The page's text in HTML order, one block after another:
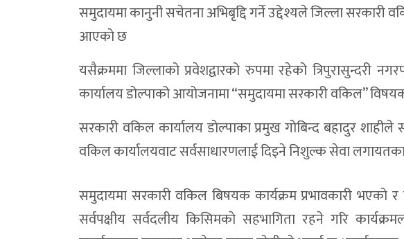
समुदायमा कानुनी सचेतना अभिबृद्दि गर्ने उद्देश्यले जिल्ला सरकारी
आएकाे छ
यसैक्रममा जिल्लाको प्रवेशद्वारको रुपमा रहेको त्रिपुरासुन्दरी
कार्यालय डोल्पाको आयोजनामा “समुदायमा सरकारी वकिल”
सरकारी वकिल कार्यालय डाेल्पाका प्रमुख गाेबिन्द बहादुर
वकिल कार्यालयवाट सर्वसाधारणलाई दिइने निशुल्क सेवा
समुदायमा सरकारी वकिल बिषयक कार्यक्रम प्रभावकारी
सर्वपक्षीय सर्वदलीय किसिमकाे सहभागिता रहने गरि